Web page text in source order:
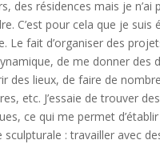
des résidences mais je n’ai
C’est pour cela que je suis
Le fait d’organiser des
de me donner des
des lieux, de faire de
etc. J’essaie de trouver
ce qui me permet
sculpturale : travailler avec